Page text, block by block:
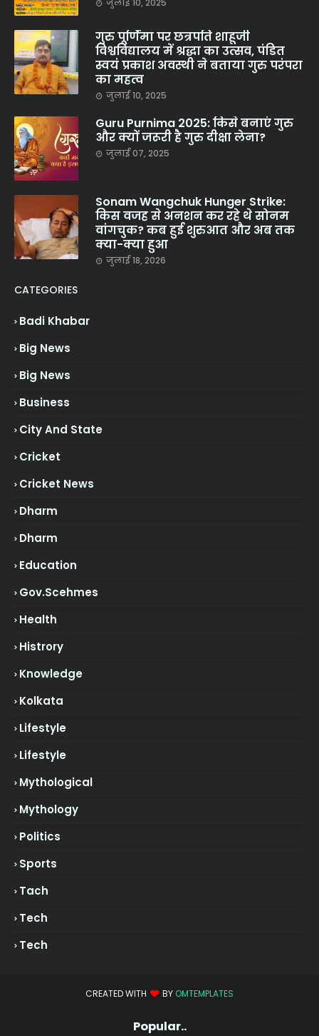
जुलाई 10, 2025
गुरु पूर्णिमा पर छत्रपति शाहूजी
विश्वविद्यालय में श्रद्धा का उत्सव, पंडित
स्वयं प्रकाश अवस्थी ने बताया गुरु परंपरा
का महत्व
जुलाई 10, 2025
Guru Purnima 2025: किसे बनाएं गुरु
और क्यों जरूरी है गुरु दीक्षा लेना?
जुलाई 07, 2025
Sonam Wangchuk Hunger Strike:
किस वजह से अनशन कर रहे थे सोनम
वांगचुक? कब हुई शुरुआत और अब तक
क्या-क्या हुआ
जुलाई 18, 2026
CATEGORIES
Badi Khabar
Big News
Big News
Business
City And State
Cricket
Cricket News
Dharm
Dharm
Education
Gov.scehmes
Health
Histrory
Knowledge
Kolkata
Lifestyle
Lifestyle
Mythological
Mythology
Politics
Sports
Tach
Tech
Tech
CREATED WITH BY OMTEMPLATES
Popular..